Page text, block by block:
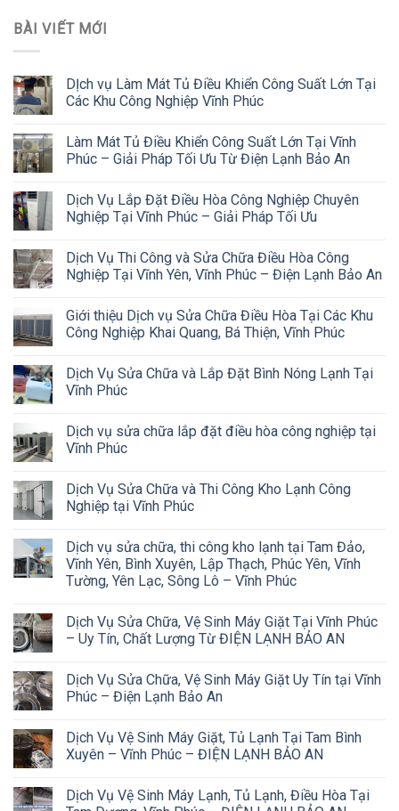
BÀI VIẾT MỚI
DỊch vụ Làm Mát Tủ Điều Khiển Công Suất Lớn Tại
Các Khu Công Nghiệp Vĩnh Phúc
Làm Mát Tủ Điều Khiển Công Suất Lớn Tại Vĩnh
Phúc – Giải Pháp Tối Ưu Từ Điện Lạnh Bảo An
Dịch Vụ Lắp Đặt Điều Hòa Công Nghiệp Chuyên
Nghiệp Tại Vĩnh Phúc – Giải Pháp Tối Ưu
Dịch Vụ Thi Công và Sửa Chữa Điều Hòa Công
Nghiệp Tại Vĩnh Yên, Vĩnh Phúc – Điện Lạnh Bảo An
Giới thiệu Dịch vụ Sửa Chữa Điều Hòa Tại Các Khu
Công Nghiệp Khai Quang, Bá Thiện, Vĩnh Phúc
Dịch Vụ Sửa Chữa và Lắp Đặt Bình Nóng Lạnh Tại
Vĩnh Phúc
Dịch vụ sửa chữa lắp đặt điều hòa công nghiệp tại
Vĩnh Phúc
Dịch Vụ Sửa Chữa và Thi Công Kho Lạnh Công
Nghiệp tại Vĩnh Phúc
Dịch vụ sửa chữa, thi công kho lạnh tại Tam Đảo,
Vĩnh Yên, Bình Xuyên, Lập Thạch, Phúc Yên, Vĩnh
Tường, Yên Lạc, Sông Lô – Vĩnh Phúc
Dịch Vụ Sửa Chữa, Vệ Sinh Máy Giặt Tại Vĩnh Phúc
– Uy Tín, Chất Lượng Từ ĐIỆN LẠNH BẢO AN
Dịch Vụ Sửa Chữa, Vệ Sinh Máy Giặt Uy Tín tại Vĩnh
Phúc – Điện Lạnh Bảo An
Dịch Vụ Vệ Sinh Máy Giặt, Tủ Lạnh Tại Tam Bình
Xuyên – Vĩnh Phúc – ĐIỆN LẠNH BẢO AN
Dịch Vụ Vệ Sinh Máy Lạnh, Tủ Lạnh, Điều Hòa Tại